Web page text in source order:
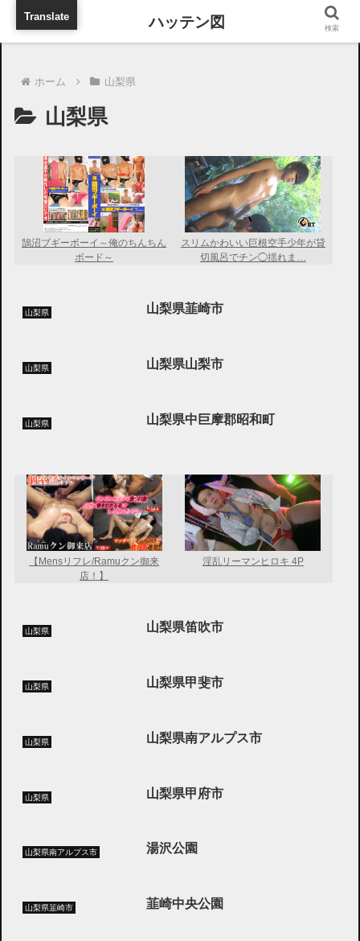
旅行に出張に待ち合わせに
ホーム 山梨県
山梨県
鵠沼ブギーボーイ～俺のちんちん
ボード～
スリムかわいい巨根空手少年が貸
切風呂でチン◯揺れま…
山梨県 山梨県韮崎市
山梨県 山梨県山梨市
山梨県 山梨県中巨摩郡昭和町
【Mensリフレ/Ramuクン御来
店！】
淫乱リーマンヒロキ 4P
山梨県 山梨県笛吹市
山梨県 山梨県甲斐市
山梨県 山梨県南アルプス市
山梨県 山梨県甲府市
山梨県南アルプス市 湯沢公園
山梨県韮崎市 韮崎中央公園
検索
Translate